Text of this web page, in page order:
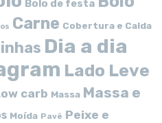
Bolo de festa
Carne Cobertura e Calda
Dia a dia
Lado Leve
carb Massa Massa e
Moída Pavê Peixe e